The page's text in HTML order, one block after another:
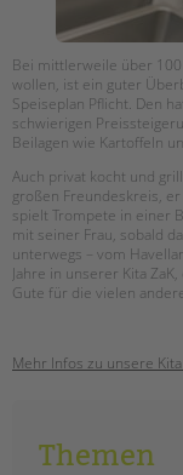
Bei mittlerweile über
wollen, ist ein guter
Speiseplan Pflicht. Den
schwierigen
Beilagen wie Kartoffeln
Auch privat kocht und
großen Freundeskreis,
spielt Trompete in einer
mit seiner Frau, sobald
unterwegs – vom
Jahre in unserer Kita
Gute für die vielen
Mehr Infos zu unsere
Themen